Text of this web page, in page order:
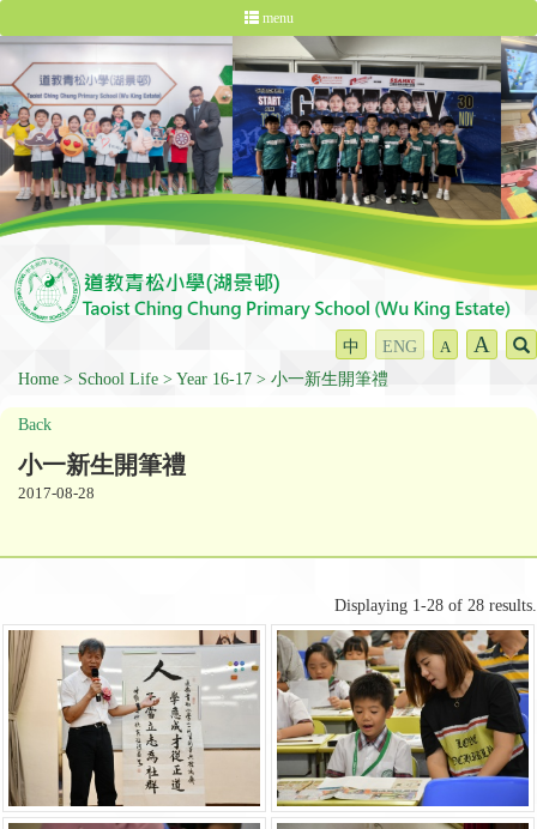
menu
中 ENG A A
Home School Life Year 16-17 小一新生開筆禮
Back
小一新生開筆禮
2017-08-28
Displaying 1-28 of 28 results.